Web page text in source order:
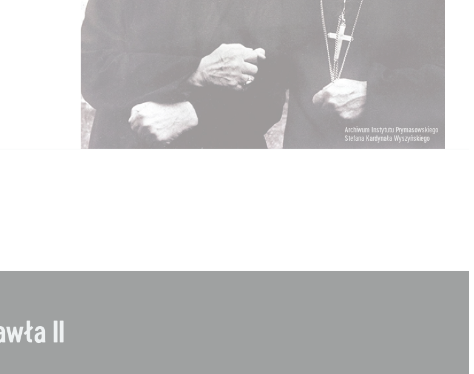
Archiwum Instytutu Prymasowskiego
Stefana Kardynała Wyszyńskiego
II